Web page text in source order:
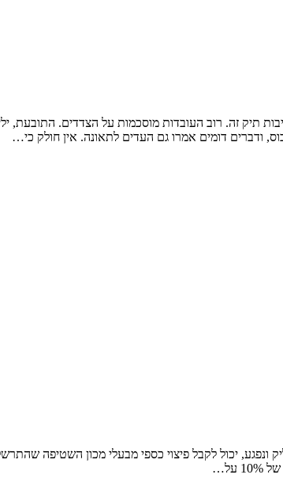
יכול לקבל פיצוי כספי מבעלי מכון השטיפה